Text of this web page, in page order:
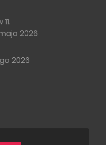
2026
2026